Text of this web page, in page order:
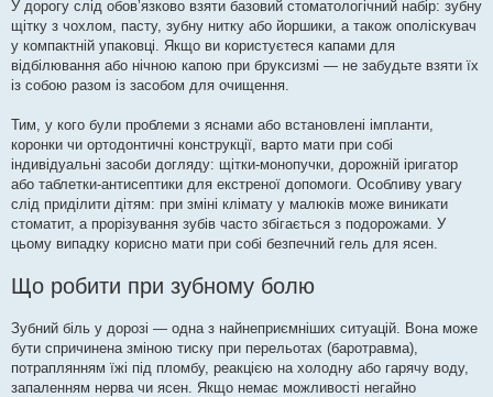
У дорогу слід обов’язково взяти базовий стоматологічний набір: зубну
щітку з чохлом, пасту, зубну нитку або йоршики, а також ополіскувач
у компактній упаковці. Якщо ви користуєтеся капами для
відбілювання або нічною капою при бруксизмі — не забудьте взяти їх
із собою разом із засобом для очищення.
Тим, у кого були проблеми з яснами або встановлені імпланти,
коронки чи ортодонтичні конструкції, варто мати при собі
індивідуальні засоби догляду: щітки-монопучки, дорожній іригатор
або таблетки-антисептики для екстреної допомоги. Особливу увагу
слід приділити дітям: при зміні клімату у малюків може виникати
стоматит, а прорізування зубів часто збігається з подорожами. У
цьому випадку корисно мати при собі безпечний гель для ясен.
Що робити при зубному болю
Зубний біль у дорозі — одна з найнеприємніших ситуацій. Вона може
бути спричинена зміною тиску при перельотах (баротравма),
потраплянням їжі під пломбу, реакцією на холодну або гарячу воду,
запаленням нерва чи ясен. Якщо немає можливості негайно